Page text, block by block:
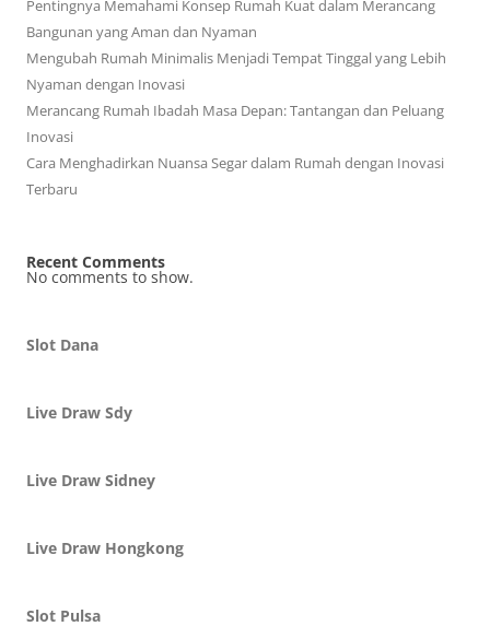
Pentingnya Memahami Konsep Rumah Kuat dalam Merancang
Bangunan yang Aman dan Nyaman
Mengubah Rumah Minimalis Menjadi Tempat Tinggal yang Lebih
Nyaman dengan Inovasi
Merancang Rumah Ibadah Masa Depan: Tantangan dan Peluang
Inovasi
Cara Menghadirkan Nuansa Segar dalam Rumah dengan Inovasi
Terbaru
Recent Comments
No comments to show.
Slot Dana
Live Draw Sdy
Live Draw Sidney
Live Draw Hongkong
Slot Pulsa